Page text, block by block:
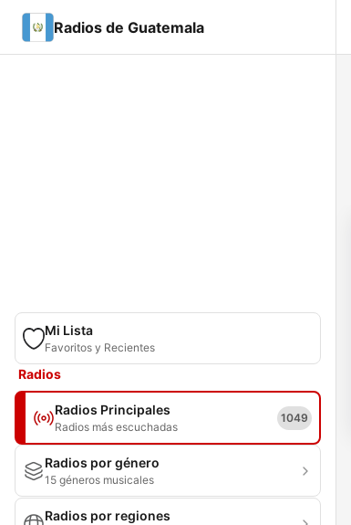
Radios de Guatemala
Mi Lista
Favoritos y Recientes
Radios
Radios Principales
Radios más escuchadas
1049
Radios por género
15 géneros musicales
Radios por regiones